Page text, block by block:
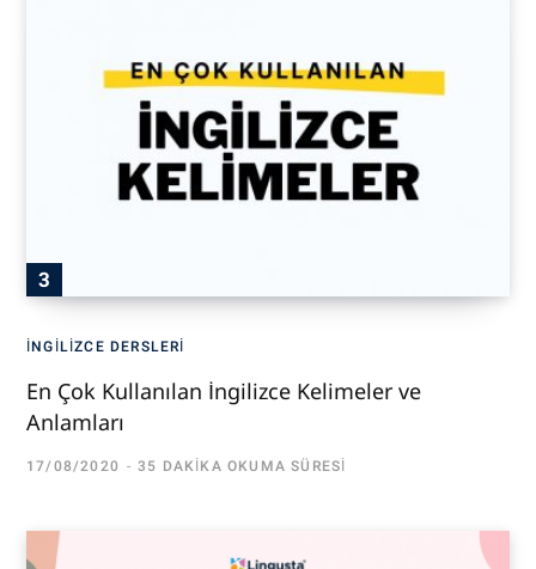
İNGILIZCE DERSLERI
En Çok Kullanılan İngilizce Kelimeler ve
Anlamları
17/08/2020 35 DAKIKA OKUMA SÜRESI